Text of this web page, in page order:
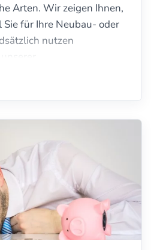
Arten. Wir zeigen Ihnen,
für Ihre Neubau- oder
nutzen
einer Hand” ermitteln
ab.
Ratgeber Fördermittel für
in dieser Rubrik:
Wohneigentum für